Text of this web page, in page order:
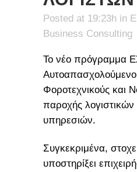
Posted at 19:23h in
Business Consulting
Το νέο πρόγραμμα
Φοροτεχνικούς και
παροχής λογιστικών
υπηρεσιών.
Συγκεκριμένα,
υποστηρίξει